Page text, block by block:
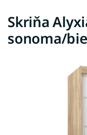
Skriňa
sonoma/